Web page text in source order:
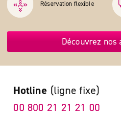
Réservation flexible
Découvrez nos
Hotline (ligne fixe)
00 800 21 21 21 00